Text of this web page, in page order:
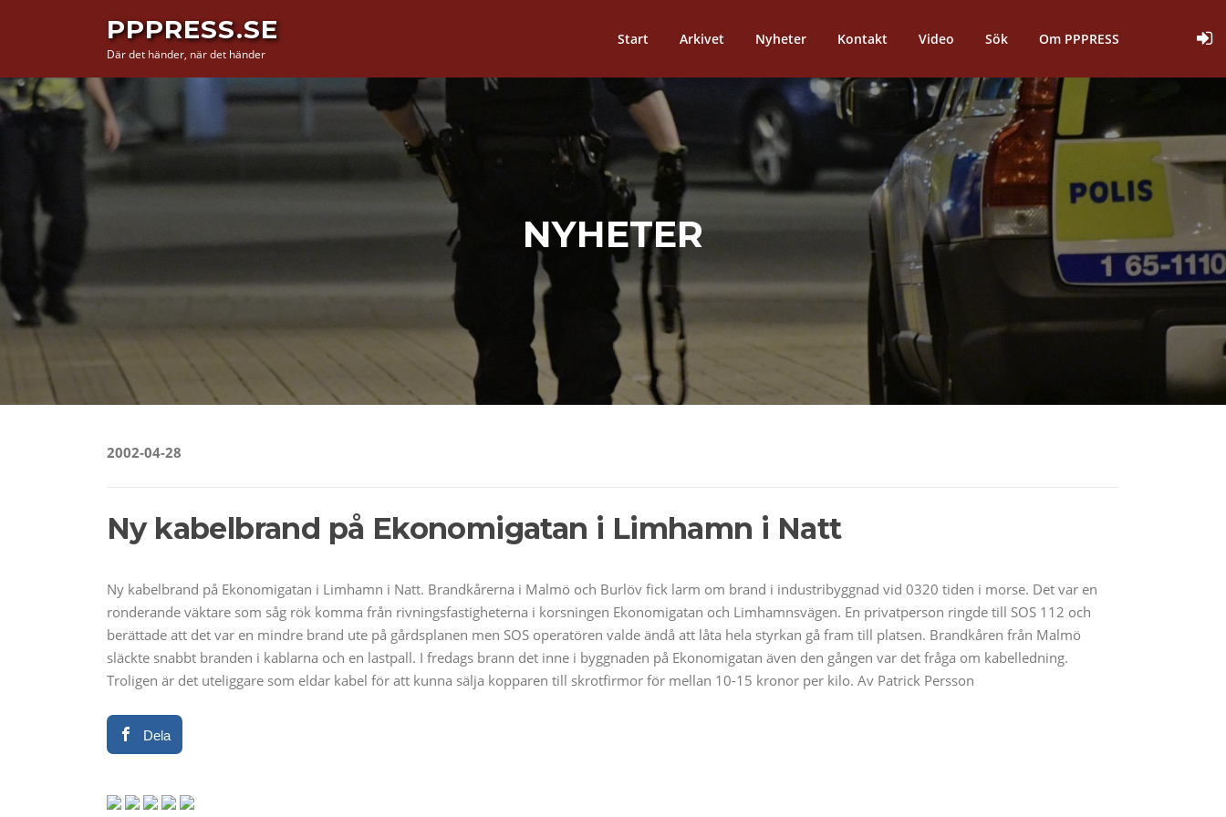
PPPRESS.SE
Där det händer, när det händer
Start Arkivet Nyheter Kontakt Video Sök Om PPPRESS
NYHETER
2002-04-28
Ny kabelbrand på Ekonomigatan i Limhamn i Natt
Ny kabelbrand på Ekonomigatan i Limhamn i Natt. Brandkårerna i Malmö och Burlöv fick larm om brand i industribyggnad vid 0320 tiden i morse. Det var en
ronderande väktare som såg rök komma från rivningsfastigheterna i korsningen Ekonomigatan och Limhamnsvägen. En privatperson ringde till SOS 112 och
berättade att det var en mindre brand ute på gårdsplanen men SOS operatören valde ändå att låta hela styrkan gå fram till platsen. Brandkåren från Malmö
släckte snabbt branden i kablarna och en lastpall. I fredags brann det inne i byggnaden på Ekonomigatan även den gången var det fråga om kabelledning.
Troligen är det uteliggare som eldar kabel för att kunna sälja kopparen till skrotfirmor för mellan 10-15 kronor per kilo. Av Patrick Persson
Dela